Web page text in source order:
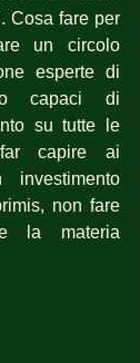
Cosa fare per
un circolo
esperte di
capaci di
su tutte le
capire ai
non fare
la materia